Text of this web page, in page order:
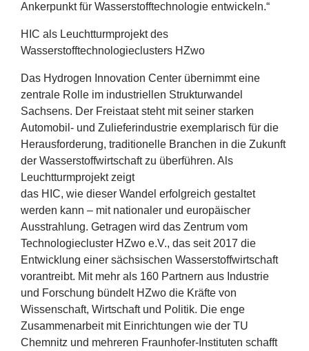
Ankerpunkt für Wasserstofftechnologie entwickeln.“
HIC als Leuchtturmprojekt des
Wasserstofftechnologieclusters HZwo
Das Hydrogen Innovation Center übernimmt eine
zentrale Rolle im industriellen Strukturwandel
Sachsens. Der Freistaat steht mit seiner starken
Automobil- und Zulieferindustrie exemplarisch für die
Herausforderung, traditionelle Branchen in die Zukunft
der Wasserstoffwirtschaft zu überführen. Als
Leuchtturmprojekt zeigt
das HIC, wie dieser Wandel erfolgreich gestaltet
werden kann – mit nationaler und europäischer
Ausstrahlung. Getragen wird das Zentrum vom
Technologiecluster HZwo e.V., das seit 2017 die
Entwicklung einer sächsischen Wasserstoffwirtschaft
vorantreibt. Mit mehr als 160 Partnern aus Industrie
und Forschung bündelt HZwo die Kräfte von
Wissenschaft, Wirtschaft und Politik. Die enge
Zusammenarbeit mit Einrichtungen wie der TU
Chemnitz und mehreren Fraunhofer-Instituten schafft